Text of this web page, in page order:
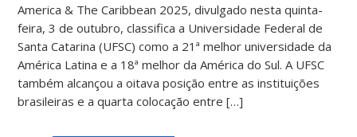
America & The Caribbean 2025, divulgado nesta quinta-
feira, 3 de outubro, classifica a Universidade Federal de
Santa Catarina (UFSC) como a 21ª melhor universidade da
América Latina e a 18ª melhor da América do Sul. A UFSC
também alcançou a oitava posição entre as instituições
brasileiras e a quarta colocação entre […]